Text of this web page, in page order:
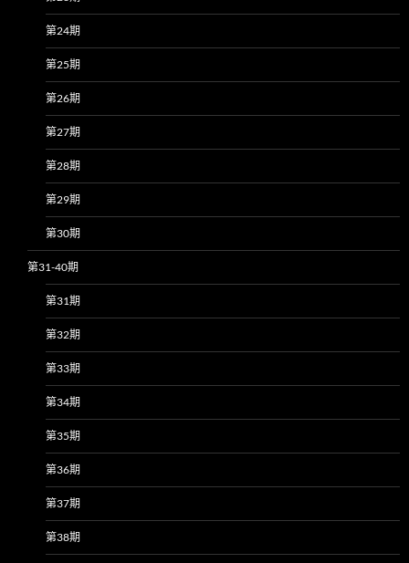
第24期
第25期
第26期
第27期
第28期
第29期
第30期
第31-40期
第31期
第32期
第33期
第34期
第35期
第36期
第37期
第38期